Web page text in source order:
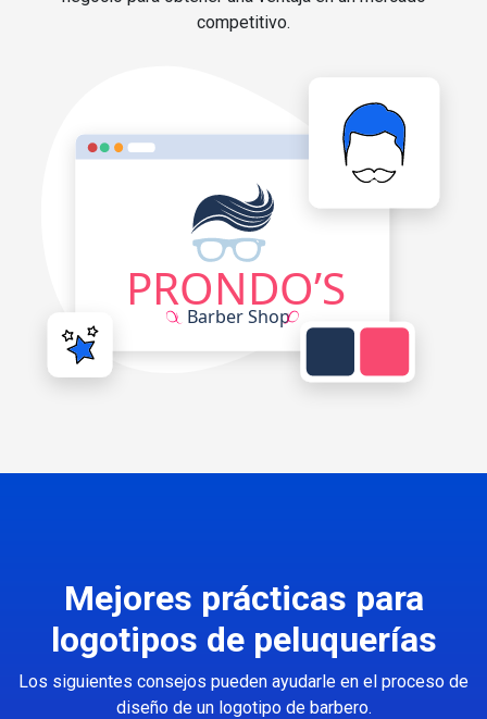
competitivo.
Mejores prácticas para
logotipos de peluquerías
Los siguientes consejos pueden ayudarle en el proceso de
diseño de un logotipo de barbero.